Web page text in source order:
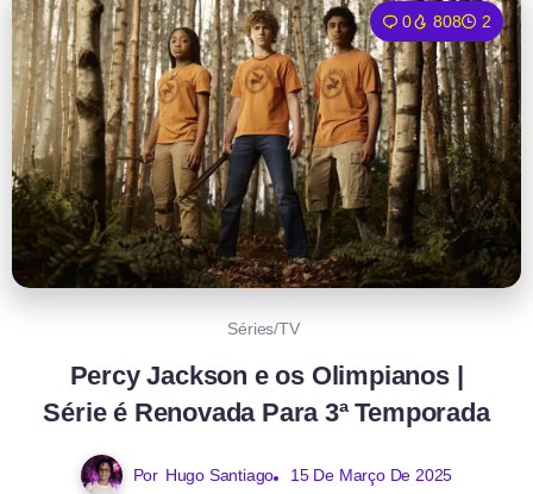
0 808 2
Séries/TV
Percy Jackson e os Olimpianos |
Série é Renovada Para 3ª Temporada
Por Hugo Santiago 15 De Março De 2025